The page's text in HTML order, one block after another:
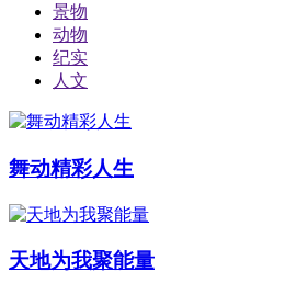
景物
动物
纪实
人文
舞动精彩人生
天地为我聚能量